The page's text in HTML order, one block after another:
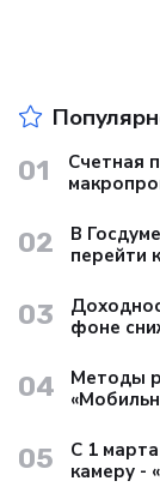
01
Счетная
02
В
перейти
03
фоне
04
Методы
05
С 1
камеру -